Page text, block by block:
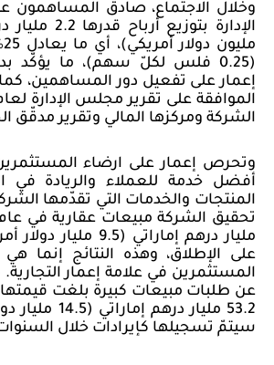
وخلال الاجتماع،صادق المساهمون
(0.25 فلس لكلّ سهم)،
ما يؤكّد
إعمار على تفعيل دور المساهمين، كما
الشركة ومركزها المالي وتقرير مدقّق
وتحرص إعمار على ارضاء
أفضل خدمة للعملاء والريادة في
المنتجات والخدمات التي تقدّمها
مليار درهم إماراتي
على الإطلاق، وهذه النتائج إنما
المستثمرين في علامة إعمار
عن طلبات مبيعات كبيرة بلغت قيمتها
53.2 مليار درهم
سيتمّ تسجيلها كإيرادات خلال